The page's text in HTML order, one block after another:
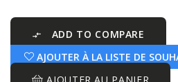

ADD TO COMPARE
AJOUTER À LA LISTE DE